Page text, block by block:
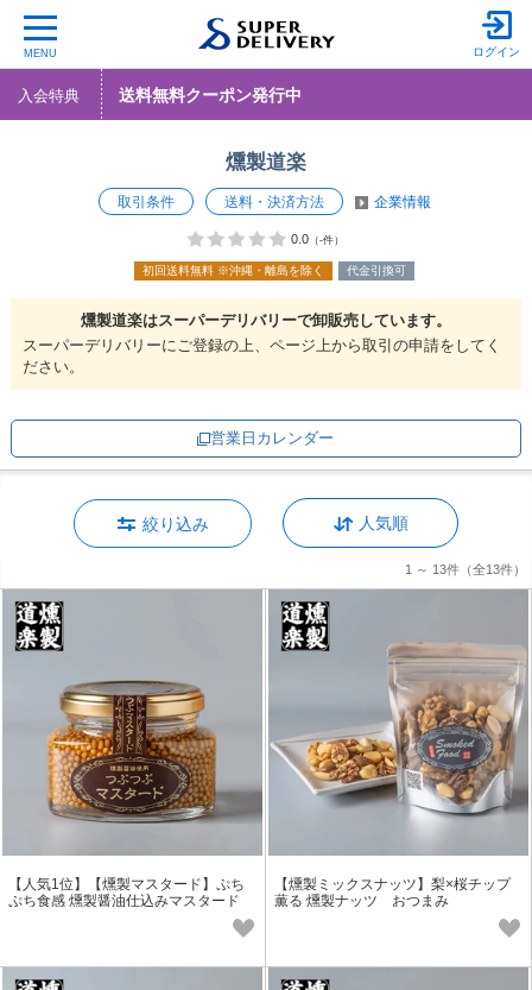
MENU ログイン
入会特典 送料無料クーポン発行中
燻製道楽
取引条件 送料・決済方法 企業情報
初回送料無料 ※沖縄・離島を除く 代金引換可
0.0（-件）
燻製道楽はスーパーデリバリーで卸販売しています。
スーパーデリバリーにご登録の上、ページ上から取引の申請をしてく
ださい。
営業日カレンダー
絞り込み 人気順
1 ～ 13件 （全13件）
【人気1位】【燻製マスタード】ぷち
ぷち食感 燻製醤油仕込みマスタード
【燻製ミックスナッツ】梨×桜チップ
薫る 燻製ナッツ おつまみ